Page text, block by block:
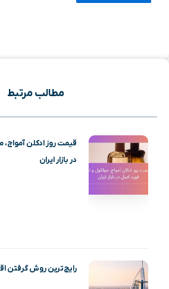
مطالب مرتبط
قیمت روز ادکلن
در بازار ایران
رایج‌ترین روش گرفتن